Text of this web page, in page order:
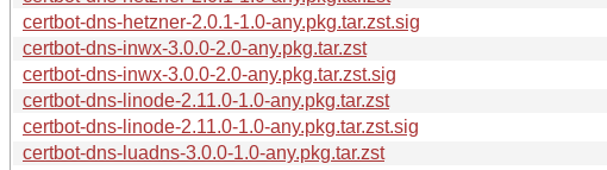
certbot-dns-hetzner-2.0.1-1.0-any.pkg.tar.zst.sig
certbot-dns-inwx-3.0.0-2.0-any.pkg.tar.zst
certbot-dns-inwx-3.0.0-2.0-any.pkg.tar.zst.sig
certbot-dns-linode-2.11.0-1.0-any.pkg.tar.zst
certbot-dns-linode-2.11.0-1.0-any.pkg.tar.zst.sig
certbot-dns-luadns-3.0.0-1.0-any.pkg.tar.zst